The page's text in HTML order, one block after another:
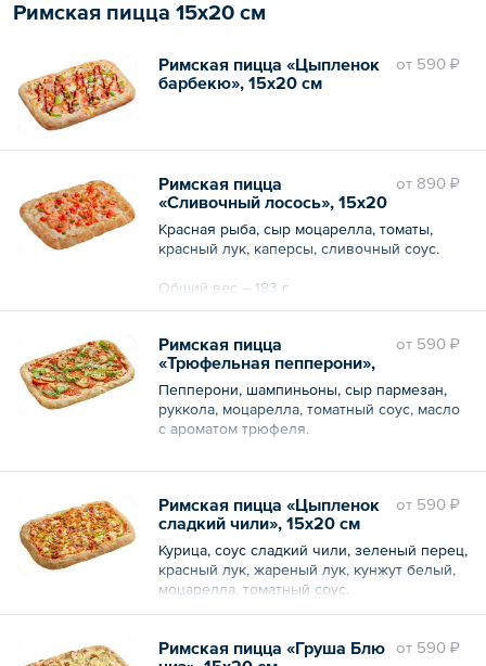
Римская пицца 15х20 см
oт 590 ₽
Римская пицца «Цыпленок
барбекю», 15х20 см
oт 890 ₽
Римская пицца
«Сливочный лосось», 15х20
см
Красная рыба, сыр моцарелла, томаты,
красный лук, каперсы, сливочный соус.
Общий вес – 183 г
oт 590 ₽
Римская пицца
«Трюфельная пепперони»,
15х20 см
Пепперони, шампиньоны, сыр пармезан,
руккола, моцарелла, томатный соус, масло
с ароматом трюфеля.
Общий вес – 191 г
oт 590 ₽
Римская пицца «Цыпленок
сладкий чили», 15х20 см
Курица, соус сладкий чили, зеленый перец,
красный лук, жареный лук, кунжут белый,
моцарелла, томатный соус.
oт 590 ₽
Римская пицца «Груша Блю